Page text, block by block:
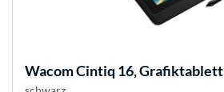
WacomCintiq 16, Grafiktablett